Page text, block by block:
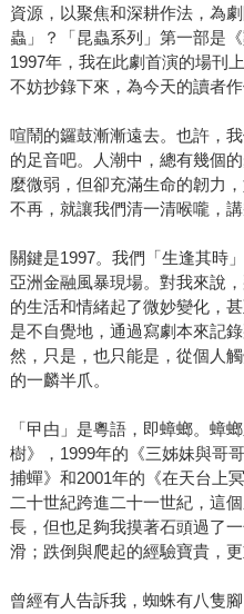
資源，以聚焦和深耕作法，為
蟲」？「昆蟲系列」第一部是
1997年，我在此劇首演的場刊
不妨抄錄下來，為今天的讀者作
喧鬧的鑼鼓漸漸遠去。也許，
的足音吧。人潮中，總有幾個
麼微弱，但卻充滿生命的韌力
不再，就讓我們清一清喉嚨，講
關鍵是1997。我們「生逢其時
亞洲金融風暴現場。對我來說
的生活和情緒起了微妙變化，
是不自覺地，通過寫劇本來記
然，只是，也只能是，從個人
的一麟半爪。
「曱甴」是粵語，即蟑螂。蟑
樹》，1999年的《三姊妹與哥
捕蟬》和2001年的《在天台上
二十世紀跨進二十一世紀，這
長，但也足夠我摸著石頭過了
滑；跌倒與爬起的經驗寶貴，
曾經有人告訴我，蜘蛛有八隻